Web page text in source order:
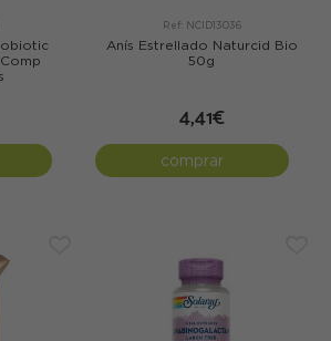
Ref: NCID13036
Anís Estrellado Naturcid Bio
50g
4,41€
comprar